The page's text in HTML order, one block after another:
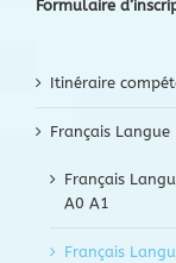
Formulaire
Itinéraire
Français Langue
Français
A0 A1
Français